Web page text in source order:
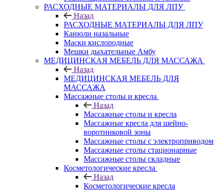
РАСХОДНЫЕ МАТЕРИАЛЫ ДЛЯ ЛПУ
Назад
РАСХОДНЫЕ МАТЕРИАЛЫ ДЛЯ ЛПУ
Канюли назальные
Маски кислородные
Мешки дыхательные Амбу
МЕДИЦИНСКАЯ МЕБЕЛЬ ДЛЯ МАССАЖА
Назад
МЕДИЦИНСКАЯ МЕБЕЛЬ ДЛЯ
МАССАЖА
Массажные столы и кресла
Назад
Массажные столы и кресла
Массажные кресла для шейно-
воротниковой зоны
Массажные столы с электроприводом
Массажные столы стационарные
Массажные столы складные
Косметологические кресла
Назад
Косметологические кресла